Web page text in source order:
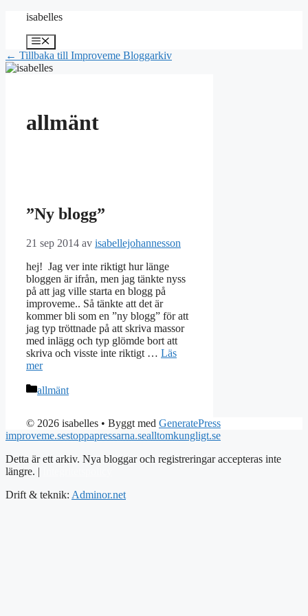
Hoppa
innehåll
isabelles
Meny
← Tillbaka till Improveme Bloggarkiv
allmänt
”Ny blogg”
21 sep 2014 av isabellejohannesson
hej! Jag ver inte riktigt hur länge
bloggen är ifrån, men jag tänkte nyss
på att jag ville starta en blogg på
improveme.. Så tänkte att det är
kommer bli som en ”ny blogg” för att
jag typ tröttnade på att skriva massor
med inlägg och typ glömde bort att
skriva och visste inte riktigt … Läs
mer
Kategorier
allmänt
© 2026 isabelles • Byggt med GeneratePress
improveme.sestoppapressarna.sealltomkungligt.se
Detta är ett arkiv. Nya bloggar och registreringar accepteras inte
längre. |
Drift & teknik: Adminor.net